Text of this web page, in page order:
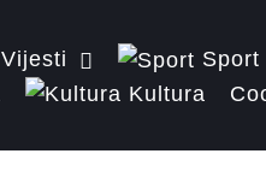
Vijesti Sport
Kultura